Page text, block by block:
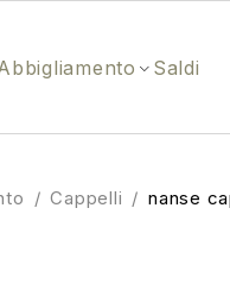
Saldi
/ Cappelli / nanse